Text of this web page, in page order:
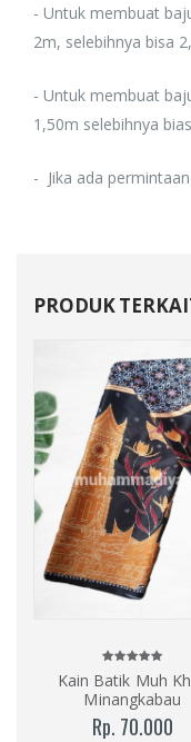
- Untuk membuat
2m, selebihnya bisa
- Untuk membuat
1,50m selebihnya
- Jika ada
PRODUK
Kain Batik Muh
Minangkabau
Rp. 70.000